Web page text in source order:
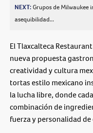
NEXT:Grupos de Milwaukee
asequibilidad...
El Tlaxcalteca
nueva propuesta
creatividad y cultura
tortas estilo mexicano
la lucha libre, donde
combinación de
fuerza y personalidad